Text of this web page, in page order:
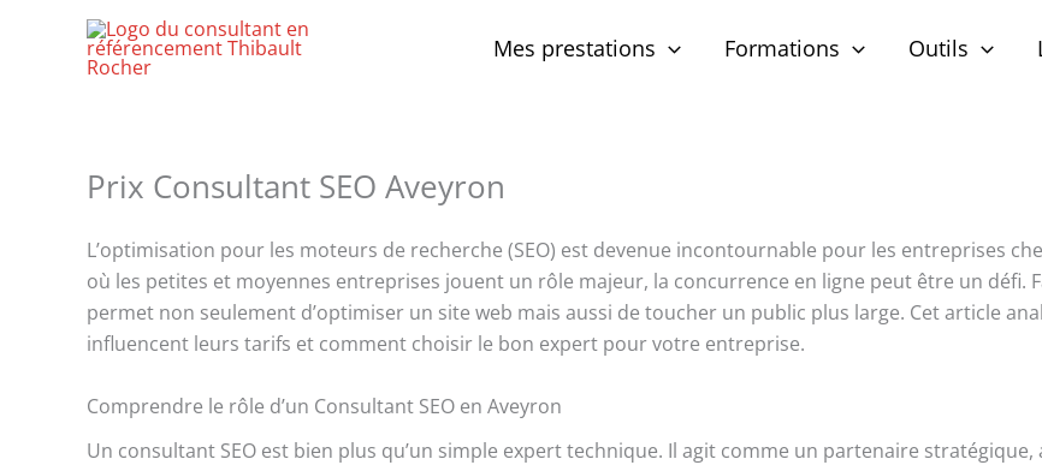
Mes prestations Formations Outils
Prix Consultant SEO Aveyron
L’optimisation pour les moteurs de recherche (SEO) est devenue incontournable pour les entreprises
où les petites et moyennes entreprises jouent un rôle majeur, la concurrence en ligne peut être un défi.
permet non seulement d’optimiser un site web mais aussi de toucher un public plus large. Cet article
influencent leurs tarifs et comment choisir le bon expert pour votre entreprise.
Comprendre le rôle d’un Consultant SEO en Aveyron
Un consultant SEO est bien plus qu’un simple expert technique. Il agit comme un partenaire